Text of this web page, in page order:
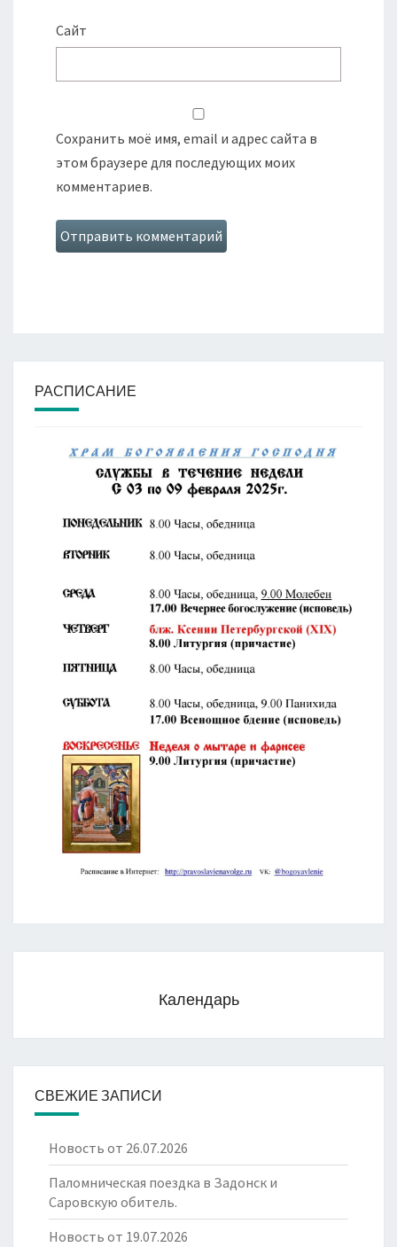
Сайт
Сохранить моё имя, email и адрес сайта в
этом браузере для последующих моих
комментариев.
РАСПИСАНИЕ
Календарь
СВЕЖИЕ ЗАПИСИ
Новость от 26.07.2026
Паломническая поездка в Задонск и
Саровскую обитель.
Новость от 19.07.2026